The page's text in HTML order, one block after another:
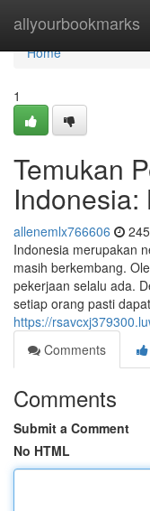
allyourbookmarks
Home
Home
1
Temukan
Indonesia:
allenemlx766606
Indonesia merupakan
masih berkembang.
pekerjaan selalu ada.
setiap orang pasti
https://
Comments
Comments
Submit a Comment
No HTML